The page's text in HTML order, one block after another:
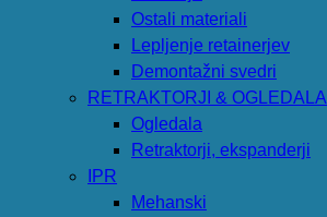
Ostali materiali
Lepljenje retainerjev
Demontažni svedri
RETRAKTORJI & OGLEDALA
Ogledala
Retraktorji, ekspanderji
IPR
Mehanski